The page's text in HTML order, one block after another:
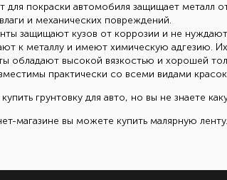
для покраски автомобиля защищает металл
и механических повреждений.
защищают кузов от коррозии и не
к металлу и имеют химическую адгезию.
обладают высокой вязкостью и хорошей
практически со всеми видами
грунтовку для авто, но вы не знаете
магазине вы можете купить малярную ленту.